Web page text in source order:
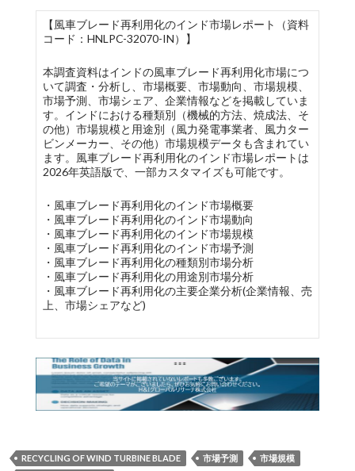
【風車ブレード再利用化のインド市場レポート（資料
コード：HNLPC-32070-IN）】
本調査資料はインドの風車ブレード再利用化市場につ
いて調査・分析し、市場概要、市場動向、市場規模、
市場予測、市場シェア、企業情報などを掲載していま
す。インドにおける種類別（機械的方法、焼成法、そ
の他）市場規模と用途別（風力発電事業者、風力ター
ビンメーカー、その他）市場規模データも含まれてい
ます。風車ブレード再利用化のインド市場レポートは
2026年英語版で、一部カスタマイズも可能です。
・風車ブレード再利用化のインド市場概要
・風車ブレード再利用化のインド市場動向
・風車ブレード再利用化のインド市場規模
・風車ブレード再利用化のインド市場予測
・風車ブレード再利用化の種類別市場分析
・風車ブレード再利用化の用途別市場分析
・風車ブレード再利用化の主要企業分析(企業情報、売
上、市場シェアなど)
RECYCLING OF WIND TURBINE BLADE 市場予測
市場規模